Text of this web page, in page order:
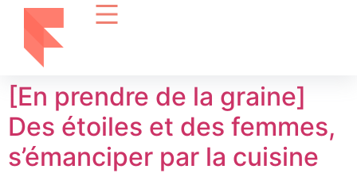
[En prendre de la graine]
Des étoiles et des femmes,
s’émanciper par la cuisine